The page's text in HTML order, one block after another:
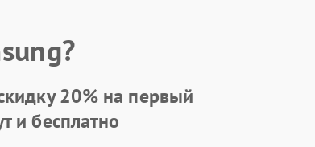
20% на первый
и бесплатно